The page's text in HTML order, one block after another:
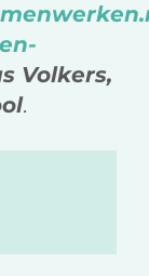
Volkers,
.